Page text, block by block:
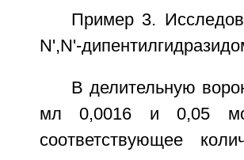
Пример 3.
N',N'-
В делительную
мл 0,0016 и 0,05
соответствующее